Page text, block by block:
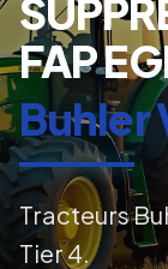
FAP
Buhler
Tracteurs
Tier 4.